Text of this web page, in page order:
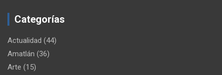
Categorías
Actualidad (44)
Amatlán (36)
Arte (15)